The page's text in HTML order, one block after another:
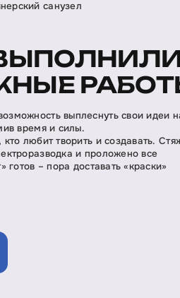
санузел
выплеснуть свои идеи
время и силы.
любит творить и создавать.
и проложено все
готов – пора доставать «краски»